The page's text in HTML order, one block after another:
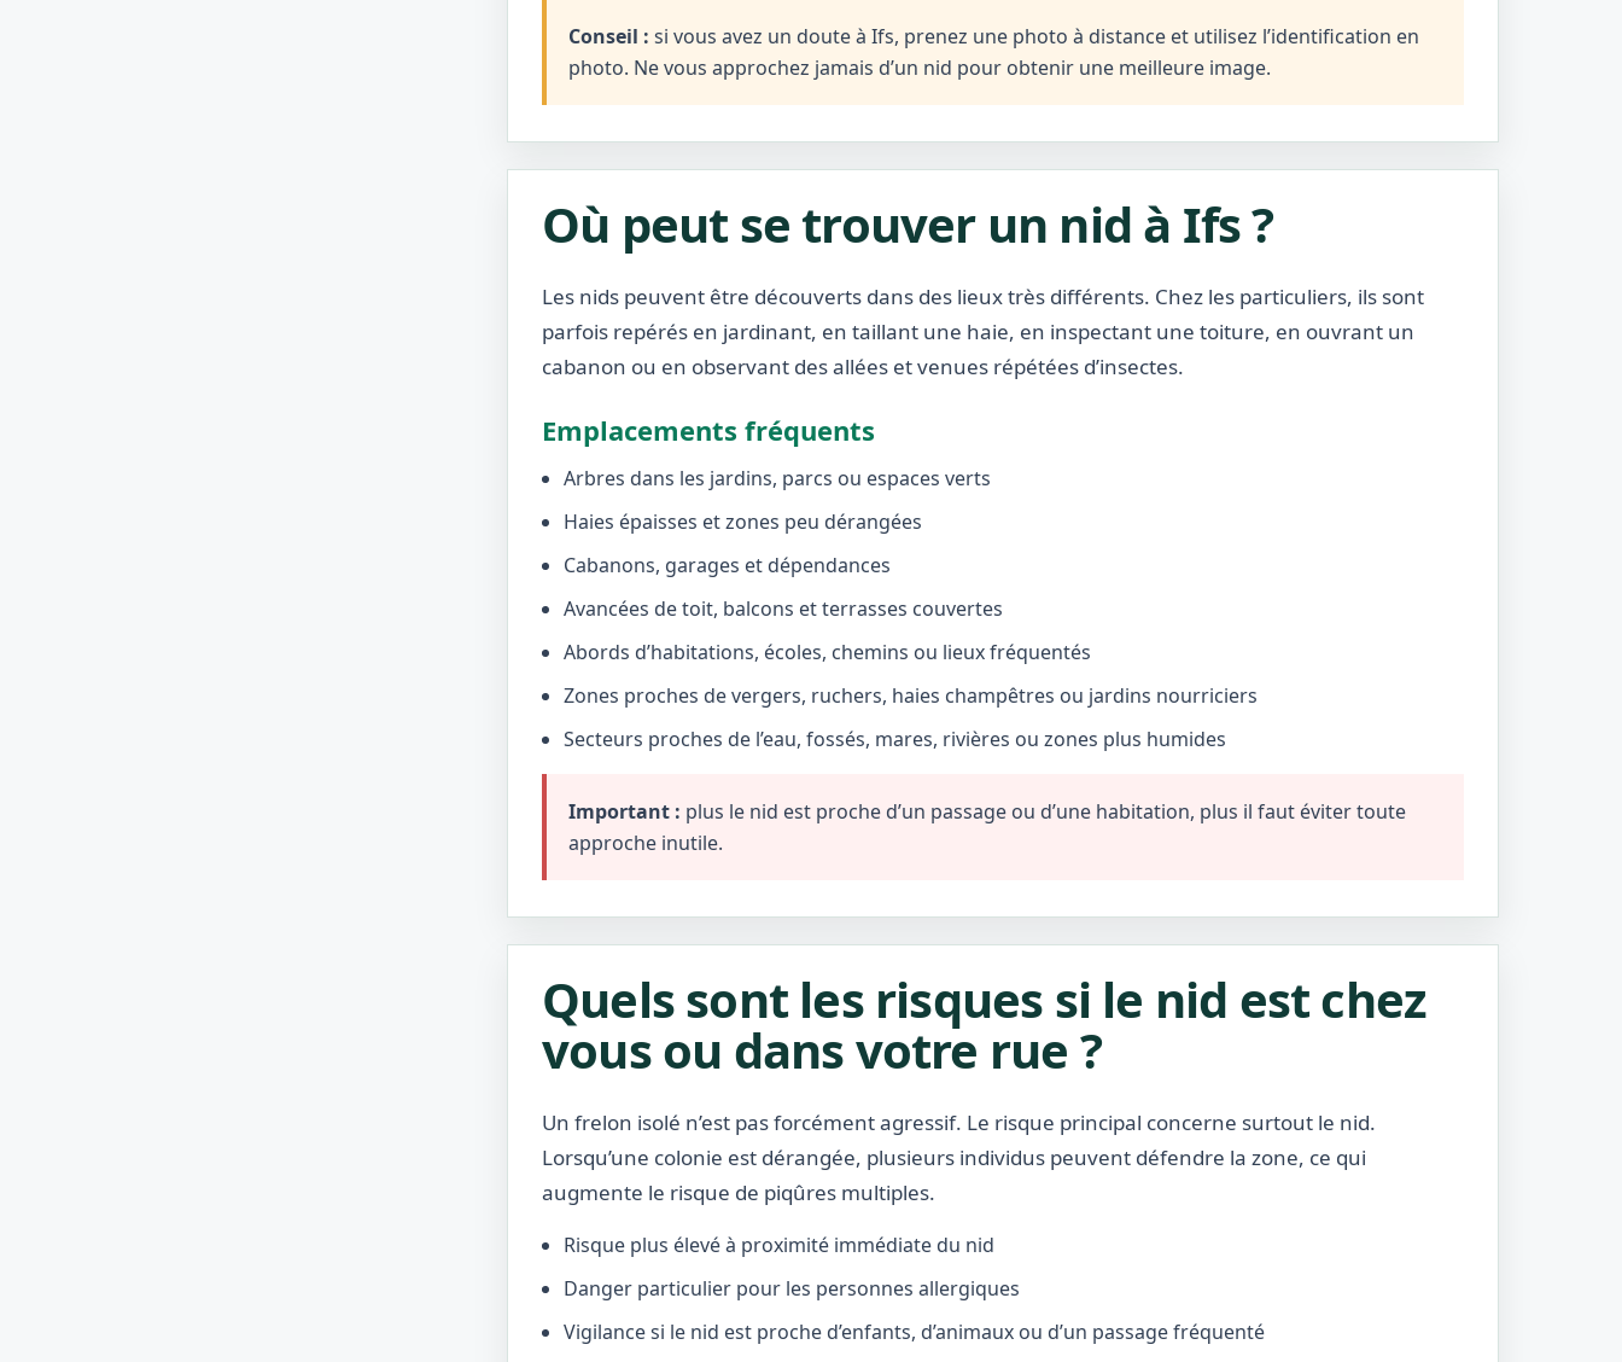
Conseil : si vous avez un doute à Ifs, prenez une photo à distance et utilisez l’identification en
photo. Ne vous approchez jamais d’un nid pour obtenir une meilleure image.
Où peut se trouver un nid à Ifs ?
Les nids peuvent être découverts dans des lieux très différents. Chez les particuliers, ils sont
parfois repérés en jardinant, en taillant une haie, en inspectant une toiture, en ouvrant un
cabanon ou en observant des allées et venues répétées d’insectes.
Emplacements fréquents
Arbres dans les jardins, parcs ou espaces verts
Haies épaisses et zones peu dérangées
Cabanons, garages et dépendances
Avancées de toit, balcons et terrasses couvertes
Abords d’habitations, écoles, chemins ou lieux fréquentés
Zones proches de vergers, ruchers, haies champêtres ou jardins nourriciers
Secteurs proches de l’eau, fossés, mares, rivières ou zones plus humides
Important : plus le nid est proche d’un passage ou d’une habitation, plus il faut éviter toute
approche inutile.
Quels sont les risques si le nid est chez
vous ou dans votre rue ?
Un frelon isolé n’est pas forcément agressif. Le risque principal concerne surtout le nid.
Lorsqu’une colonie est dérangée, plusieurs individus peuvent défendre la zone, ce qui
augmente le risque de piqûres multiples.
Risque plus élevé à proximité immédiate du nid
Danger particulier pour les personnes allergiques
Vigilance si le nid est proche d’enfants, d’animaux ou d’un passage fréquenté